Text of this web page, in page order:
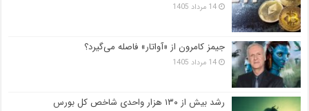
14 مرداد 1405
جیمز کامرون از «آواتار» فاصله می‌گیرد؟
14 مرداد 1405
رشد بیش از ۱۳۰ هزار واحدی شاخص کل بورس